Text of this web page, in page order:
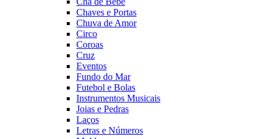
Chaves e Portas
Chuva de Amor
Circo
Coroas
Cruz
Eventos
Fundo do Mar
Futebol e Bolas
Instrumentos Musicais
Joias e Pedras
Laços
Letras e Números